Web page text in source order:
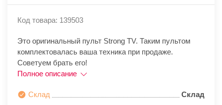
Код товара: 139503
Это оригинальный пульт Strong TV. Таким пультом
комплектовалась ваша техника при продаже.
Советуем брать его!
Полное описание
Склад Склад